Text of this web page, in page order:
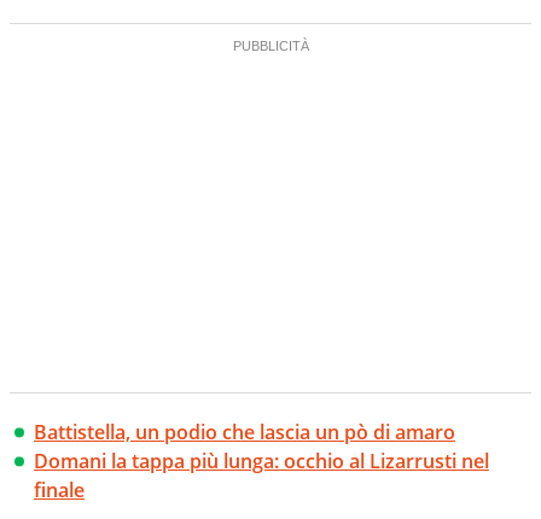
Battistella, un podio che lascia un pò di amaro
Domani la tappa più lunga: occhio al Lizarrusti nel
finale